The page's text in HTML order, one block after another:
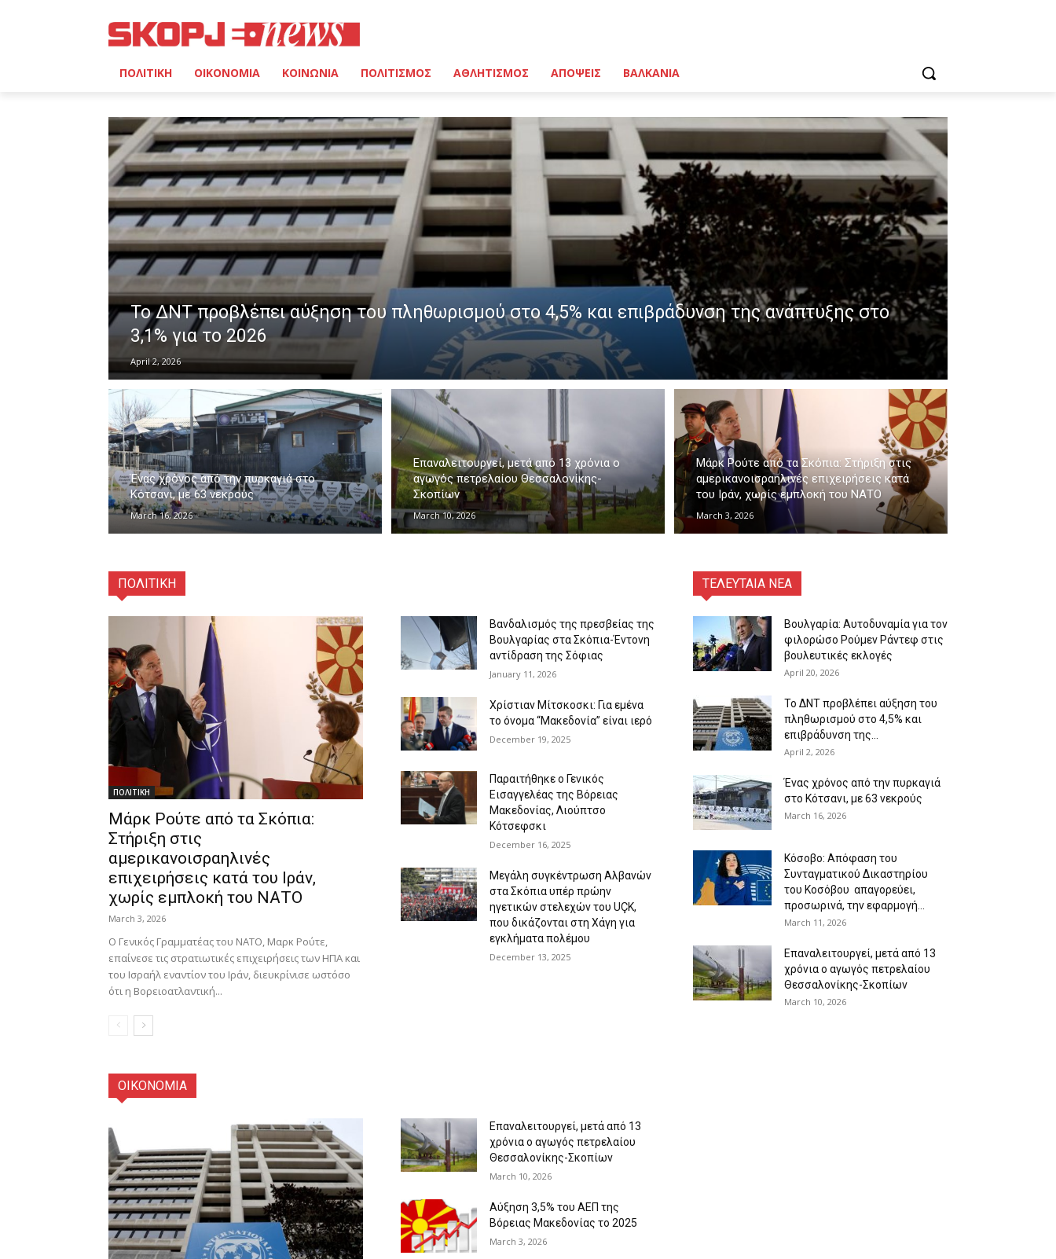
ΠΟΛΙΤΙΚΗ ΟΙΚΟΝΟΜΙΑ ΚΟΙΝΩΝΙΑ ΠΟΛΙΤΙΣΜΟΣ ΑΘΛΗΤΙΣΜΟΣ ΑΠΟΨΕΙΣ ΒΑΛΚΑΝΙΑ
Το ΔΝΤ προβλέπει αύξηση του πληθωρισμού στο 4,5% και επιβράδυνση της ανάπτυξης στο
3,1% για το 2026
April 2, 2026
Ένας χρόνος από την πυρκαγιά στο
Κότσανι, με 63 νεκρούς
March 16, 2026
Επαναλειτουργεί, μετά από 13 χρόνια ο
αγωγός πετρελαίου Θεσσαλονίκης-
Σκοπίων
March 10, 2026
Μάρκ Ρούτε από τα Σκόπια: Στήριξη στις
αμερικανοισραηλινές επιχειρήσεις κατά
του Ιράν, χωρίς εμπλοκή του ΝΑΤΟ
March 3, 2026
ΠΟΛΙΤΙΚΗ
ΠΟΛΙΤΙΚΗ
Μάρκ Ρούτε από τα Σκόπια:
Στήριξη στις
αμερικανοισραηλινές
επιχειρήσεις κατά του Ιράν,
χωρίς εμπλοκή του ΝΑΤΟ
March 3, 2026
Ο Γενικός Γραμματέας του ΝΑΤΟ, Μαρκ Ρούτε,
επαίνεσε τις στρατιωτικές επιχειρήσεις των ΗΠΑ και
του Ισραήλ εναντίον του Ιράν, διευκρίνισε ωστόσο
ότι η Βορειοατλαντική...
Βανδαλισμός της πρεσβείας της
Βουλγαρίας στα Σκόπια-Έντονη
αντίδραση της Σόφιας
January 11, 2026
Χρίστιαν Μίτσκοσκι: Για εμένα
το όνομα “Μακεδονία” είναι ιερό
December 19, 2025
Παραιτήθηκε ο Γενικός
Εισαγγελέας της Βόρειας
Μακεδονίας, Λιούπτσο
Κότσεφσκι
December 16, 2025
Μεγάλη συγκέντρωση Αλβανών
στα Σκόπια υπέρ πρώην
ηγετικών στελεχών του UÇK,
που δικάζονται στη Χάγη για
εγκλήματα πολέμου
December 13, 2025
ΟΙΚΟΝΟΜΙΑ
Επαναλειτουργεί, μετά από 13
χρόνια ο αγωγός πετρελαίου
Θεσσαλονίκης-Σκοπίων
March 10, 2026
Αύξηση 3,5% του ΑΕΠ της
Βόρειας Μακεδονίας το 2025
March 3, 2026
ΤΕΛΕΥΤΑΙΑ ΝΕΑ
Βουλγαρία: Αυτοδυναμία για τον
φιλορώσο Ρούμεν Ράντεφ στις
βουλευτικές εκλογές
April 20, 2026
Το ΔΝΤ προβλέπει αύξηση του
πληθωρισμού στο 4,5% και
επιβράδυνση της...
April 2, 2026
Ένας χρόνος από την πυρκαγιά
στο Κότσανι, με 63 νεκρούς
March 16, 2026
Κόσοβο: Απόφαση του
Συνταγματικού Δικαστηρίου
του Κοσόβου απαγορεύει,
προσωρινά, την εφαρμογή...
March 11, 2026
Επαναλειτουργεί, μετά από 13
χρόνια ο αγωγός πετρελαίου
Θεσσαλονίκης-Σκοπίων
March 10, 2026